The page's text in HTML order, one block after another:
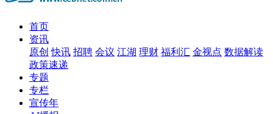
首页
资讯
原创 快讯 招聘 会议 江湖 理财 福利汇 金视点 数据解读
政策速递
专题
专栏
宣传年